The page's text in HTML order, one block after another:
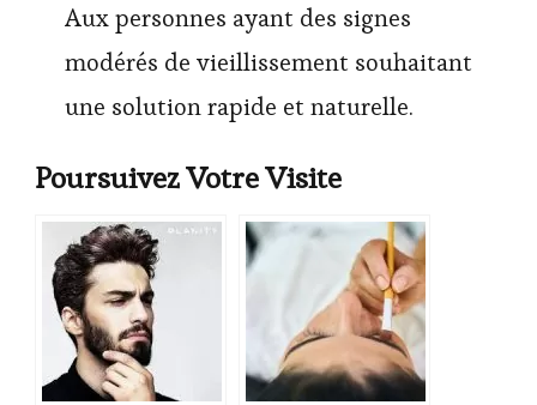
Aux personnes ayant des signes
modérés de vieillissement souhaitant
une solution rapide et naturelle.
Poursuivez Votre Visite